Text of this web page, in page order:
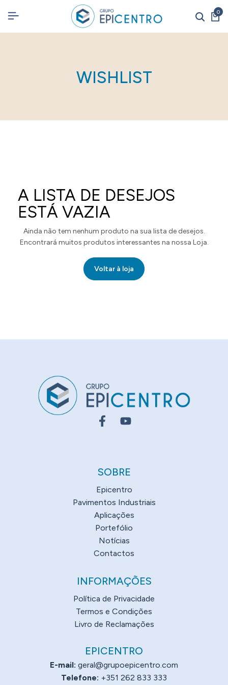
0
WISHLIST
A LISTA DE DESEJOS
ESTÁ VAZIA
Ainda não tem nenhum produto na sua lista de desejos.
Encontrará muitos produtos interessantes na nossa Loja.
Voltar à loja
SOBRE
Epicentro
Pavimentos Industriais
Aplicações
Portefólio
Notícias
Contactos
INFORMAÇÕES
Política de Privacidade
Termos e Condições
Livro de Reclamações
EPICENTRO
E-mail: geral@grupoepicentro.com
Telefone: +351 262 833 333